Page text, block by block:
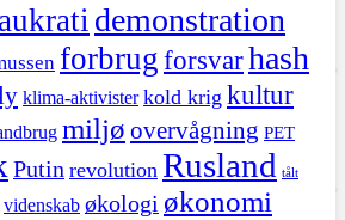
demonstration
forbrugforsvarhash
klima-aktivister kold krig kultur
miljø overvågning PET
Putin revolution Rusland tålt
videnskab økologi økonomi